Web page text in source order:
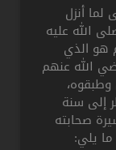
أنزل
الله عليه
هو الذي
الله عنهم
إلى سنة
صحابته
يلي: